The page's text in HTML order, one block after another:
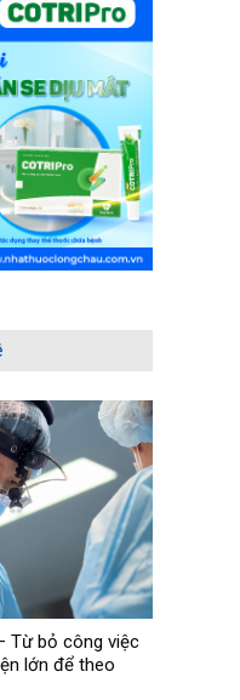
Từ bỏ công việc
lớn để theo